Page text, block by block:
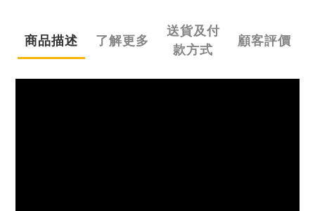
商品描述 了解更多
送貨及付
款方式
顧客評價